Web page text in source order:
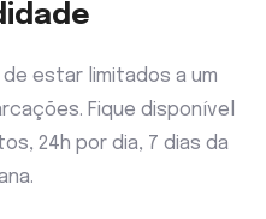
estar limitados a um
Fique disponível
24h por dia, 7 dias da